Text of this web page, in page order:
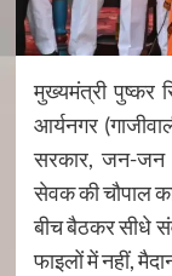
मुख्यमंत्री पुष्कर
आर्यनगर
सरकार, जन-जन
सेवक की चौपाल
बीच बैठकर सीधे
फाइलों में नहीं,